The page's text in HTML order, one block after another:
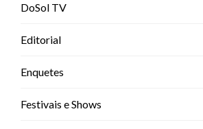
DoSol TV
Editorial
Enquetes
Festivais e Shows